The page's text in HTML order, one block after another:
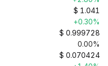
$ 1.041
+0.30%
$ 0.999728
0.00%
$ 0.070424